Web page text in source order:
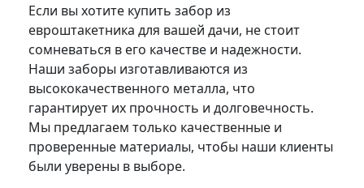
Если вы хотите купить забор из
евроштакетника для вашей дачи, не стоит
сомневаться в его качестве и надежности.
Наши заборы изготавливаются из
высококачественного металла, что
гарантирует их прочность и долговечность.
Мы предлагаем только качественные и
проверенные материалы, чтобы наши клиенты
были уверены в выборе.